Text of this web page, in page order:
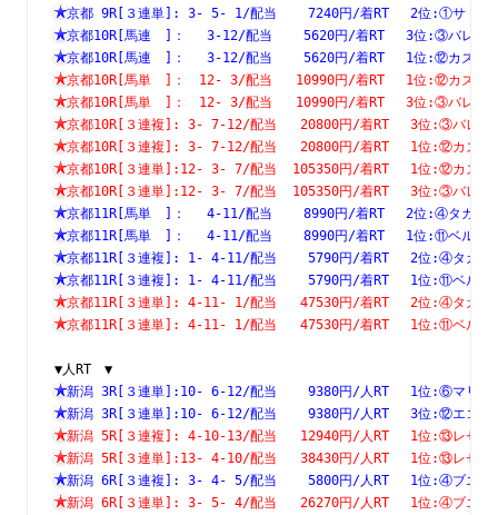
京都 9R[３連単]: 3- 5- 1/配当    7240円/着RT　 2位:①サトノ
京都10R[馬連　]：　 3-12/配当    5620円/着RT　 3位:③バレルタ
京都10R[馬連　]：　 3-12/配当    5620円/着RT　 1位:⑫カズミク
京都10R[馬単　]：　12- 3/配当   10990円/着RT　 1位:⑫カズミク
京都10R[馬単　]：　12- 3/配当   10990円/着RT　 3位:③バレルタ
京都10R[３連複]: 3- 7-12/配当   20800円/着RT　 3位:③バレルタ
京都10R[３連複]: 3- 7-12/配当   20800円/着RT　 1位:⑫カズミク
京都10R[３連単]:12- 3- 7/配当  105350円/着RT　 1位:⑫カズミク
京都10R[３連単]:12- 3- 7/配当  105350円/着RT　 3位:③バレルタ
京都11R[馬単　]：　 4-11/配当    8990円/着RT　 2位:④タガ
京都11R[馬単　]：　 4-11/配当    8990円/着RT　 1位:⑪ベル
京都11R[３連複]: 1- 4-11/配当    5790円/着RT　 2位:④タガ
京都11R[３連複]: 1- 4-11/配当    5790円/着RT　 1位:⑪ベル
京都11R[３連単]: 4-11- 1/配当   47530円/着RT　 2位:④タガ
京都11R[３連単]: 4-11- 1/配当   47530円/着RT　 1位:⑪ベル
▼人RT　▼
新潟 3R[３連単]:10- 6-12/配当    9380円/人RT　 1
新潟 3R[３連単]:10- 6-12/配当    9380円/人RT
新潟 5R[３連複]: 4-10-13/配当   12940円/人RT　
新潟 5R[３連単]:13- 4-10/配当   38430円/人RT　
新潟 6R[３連複]: 3- 4- 5/配当    5800円/人RT　 1位
新潟 6R[３連単]: 3- 5- 4/配当   26270円/人RT　 1位